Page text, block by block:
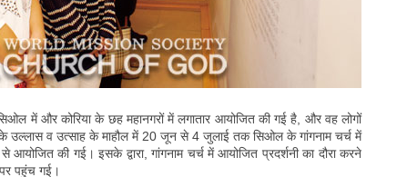
सिओल में और कोरिया के छह महानगरों में लगातार आयोजित की गई है, और वह लोगों
के उल्लास व उत्साह के माहौल में 20 जून से 4 जुलाई तक सिओल के गांगनाम चर्च में
की गई। इसके द्वारा, गांगनाम चर्च में आयोजित प्रदर्शनी का दौरा करने
पहुंच गई।